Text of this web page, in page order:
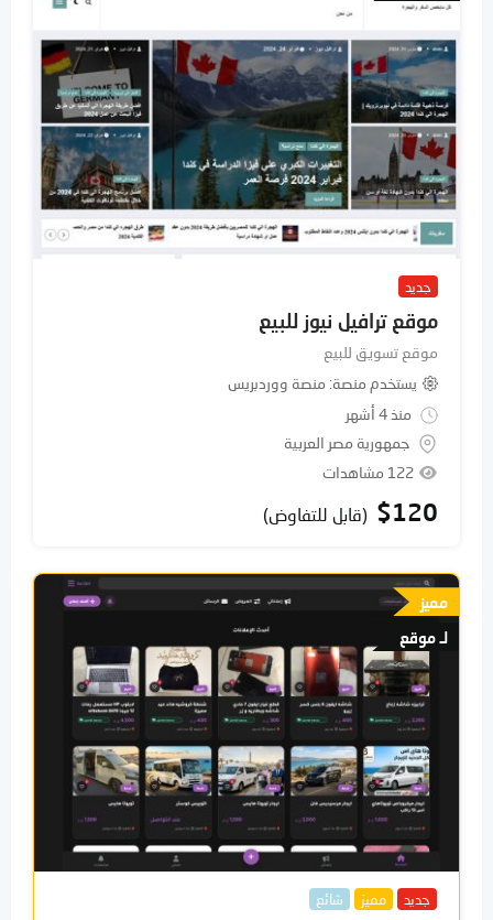
جديد
موقع ترافيل نيوز للبيع
موقع تسويق للبيع
يستخدم منصة منصة ووردبريس
منذ 4 أشهر
جمهورية مصر العربية
122 مشاهدات
$120 (قابل للتفاوض)
مميز
لـ موقع
جديد مميز شائع